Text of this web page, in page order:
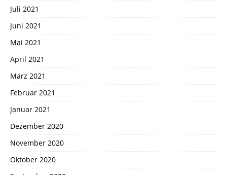
Juli 2021
Juni 2021
Mai 2021
April 2021
März 2021
Februar 2021
Januar 2021
Dezember 2020
November 2020
Oktober 2020